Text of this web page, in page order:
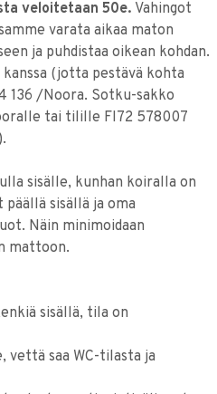
veloitetaan 50e. Vahingot
varata aikaa maton
ja puhdistaa oikean kohdan.
(jotta pestävä kohta
136 /Noora. Sotku-sakko
tai tilille FI72 578007
sisälle, kunhan koiralla on
sisällä ja oma
Näin minimoidaan
mattoon.
sisällä, tila on
vettä saa WC-tilasta ja